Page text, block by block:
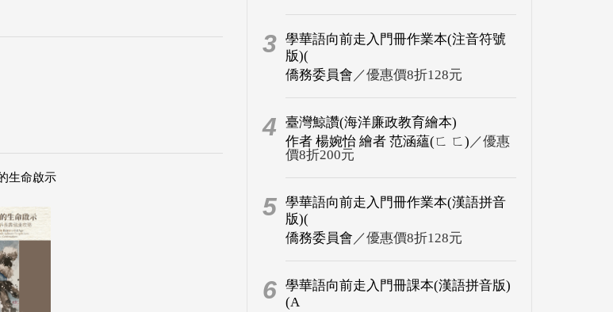
生命啟示
3 學華語向前走入門冊作業本(注音符號
版)(
僑務委員會 ／優惠價8折128元
4
臺灣鯨讚(海洋廉政教育繪本)
作者 楊婉怡 繪者 范涵蘊(ㄈ ㄈ) ／優惠
價8折200元
5 學華語向前走入門冊作業本(漢語拼音
版)(
僑務委員會 ／優惠價8折128元
6 學華語向前走入門冊課本(漢語拼音版)
(A